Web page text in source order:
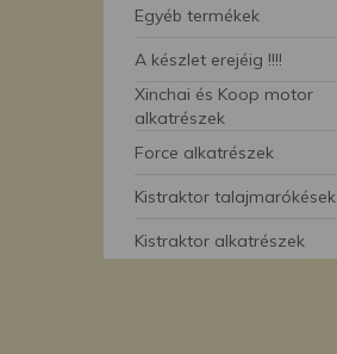
Egyéb termékek
A készlet erejéig !!!!
Xinchai és Koop motor
alkatrészek
Force alkatrészek
Kistraktor talajmarókések
Kistraktor alkatrészek